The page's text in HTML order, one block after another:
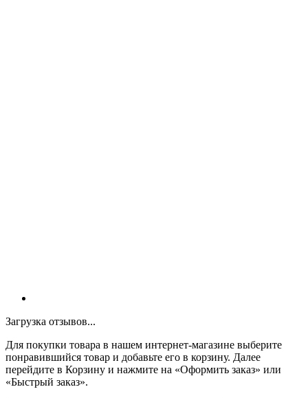
Загрузка отзывов...
Для покупки товара в нашем интернет-магазине выберите
понравившийся товар и добавьте его в корзину. Далее
перейдите в Корзину и нажмите на «Оформить заказ» или
«Быстрый заказ».